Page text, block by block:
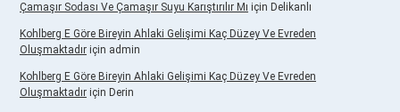
Çamaşır Sodası Ve Çamaşır Suyu Karıştırılır Mı için Delikanlı
Kohlberg E Göre Bireyin Ahlaki Gelişimi Kaç Düzey Ve Evreden
Oluşmaktadır için admin
Kohlberg E Göre Bireyin Ahlaki Gelişimi Kaç Düzey Ve Evreden
Oluşmaktadır için Derin